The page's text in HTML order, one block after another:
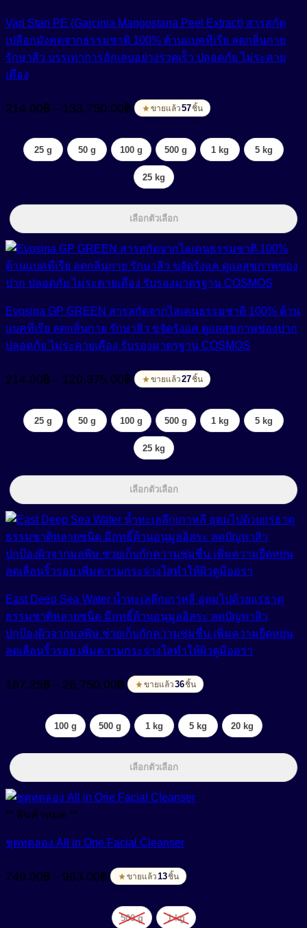
Vari Stan PE (Garcinia Mangostana Peel Extract) สารสกัด
เปลือกมังคุดจากธรรมชาติ 100% ต้านแบคทีเรีย ลดกลิ่นกาย
รักษาสิว บรรเทาการอักเสบอย่างรวดเร็ว ปลอดภัย ไม่ระคาย
เคือง
214.00฿ – 133,750.00฿ range:
through
133,750.00฿
ขายแล้ว57ชิ้น
25 g 50 g 100 g 500 g 1 kg 5 kg
25 kg
เลือกตัวเลือก
Evosina GP GREEN สารสกัดจากไลเคนธรรมชาติ 100% ต้าน
แบคทีเรีย ลดกลิ่นกาย รักษาสิว ขจัดรังแค ดูแลสุขภาพช่องปาก
ปลอดภัย ไม่ระคายเคือง รับรองมาตรฐาน COSMOS
214.00฿ – 120,375.00฿ range:
through
120,375.00฿
ขายแล้ว27ชิ้น
25 g 50 g 100 g 500 g 1 kg 5 kg
25 kg
เลือกตัวเลือก
East Deep Sea Water น้ำทะเลลึกเกาหลี อุดมไปด้วยแร่ธาตุ
ธรรมชาติหลายชนิด มีฤทธิ์ต้านอนุมูลอิสระ ลดปัญหาสิว
ปกป้องผิวจากมลพิษ ช่วยเก็บกักความชุ่มชื่น เพิ่มความยืดหยุ่น
ลดเลือนริ้วรอย เพิ่มความกระจ่างใสทำให้ผิวดูมีออร่า
187.25฿ – 26,750.00฿ range:
through
26,750.00฿
ขายแล้ว36ชิ้น
100 g 500 g 1 kg 5 kg 20 kg
เลือกตัวเลือก
** สินค้าหมด **
ชุดทดลอง All in One Facial Cleanser
749.00฿ – 963.00฿ range:
through
963.00฿
ขายแล้ว13ชิ้น
500 g 1 kg